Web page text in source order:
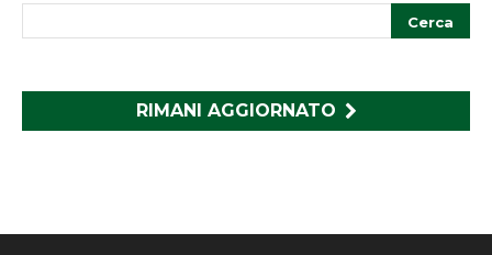
RIMANI AGGIORNATO